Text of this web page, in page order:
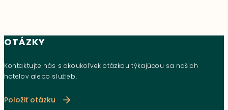
OTÁZKY
Kontaktujte nás s akoukoľvek otázkou týkajúcou sa našich
hotelov alebo služieb.
Položiť otázku